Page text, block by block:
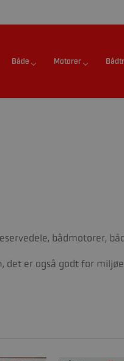
Både Motorer
bådmotorer,
det er også godt for